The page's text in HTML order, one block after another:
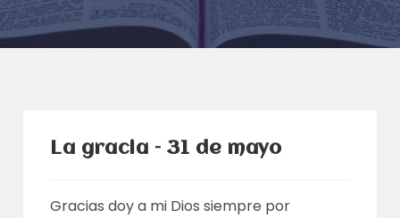
La gracia – 31 de mayo
Gracias doy a mi Dios siempre por